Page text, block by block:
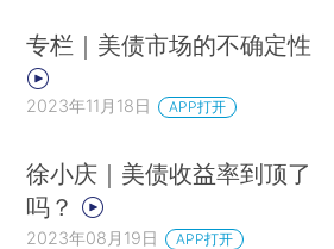
专栏｜美债市场的不确定性
2023年11月18日 APP打开
徐小庆｜美债收益率到顶了
吗？
2023年08月19日 APP打开